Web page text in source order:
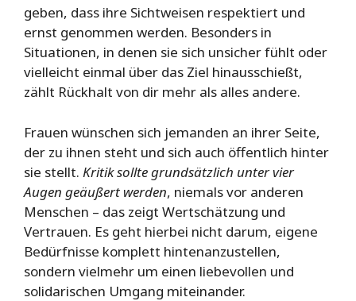
geben, dass ihre Sichtweisen respektiert und
ernst genommen werden. Besonders in
Situationen, in denen sie sich unsicher fühlt oder
vielleicht einmal über das Ziel hinausschießt,
zählt Rückhalt von dir mehr als alles andere.
Frauen wünschen sich jemanden an ihrer Seite,
der zu ihnen steht und sich auch öffentlich hinter
sie stellt. Kritik sollte grundsätzlich unter vier
Augen geäußert werden, niemals vor anderen
Menschen – das zeigt Wertschätzung und
Vertrauen. Es geht hierbei nicht darum, eigene
Bedürfnisse komplett hintenanzustellen,
sondern vielmehr um einen liebevollen und
solidarischen Umgang miteinander.